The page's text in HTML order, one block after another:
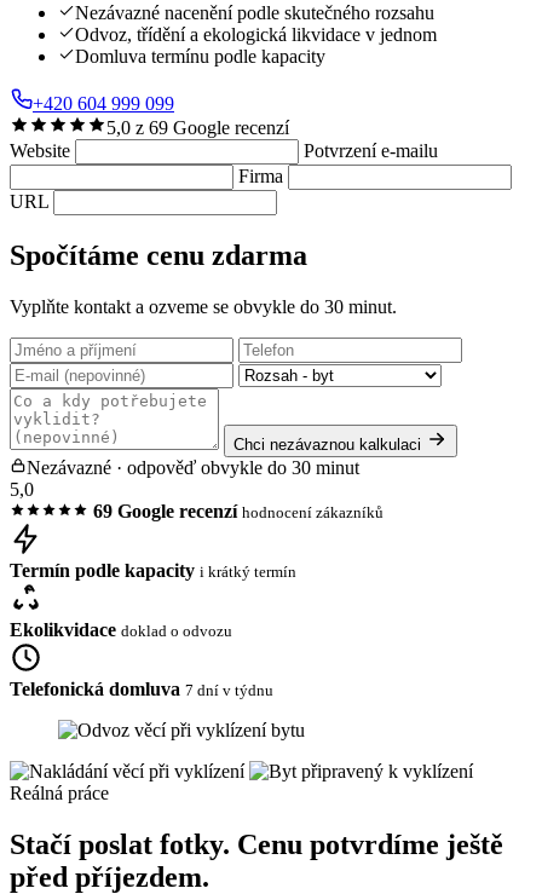
Nezávazné nacenění podle skutečného rozsahu
Odvoz, třídění a ekologická likvidace v jednom
Domluva termínu podle kapacity
+420 604 999 099
5,0 z 69 Google recenzí
Website
Potvrzení e-mailu
Firma
URL
Spočítáme cenu zdarma
Vyplňte kontakt a ozveme se obvykle do 30 minut.
Chci nezávaznou kalkulaci
Nezávazné · odpověď obvykle do 30 minut
5,0
69 Google recenzí hodnocení zákazníků
Termín podle kapacity i krátký termín
Ekolikvidace doklad o odvozu
Telefonická domluva 7 dní v týdnu
Reálná práce
Stačí poslat fotky. Cenu potvrdíme ještě
před příjezdem.